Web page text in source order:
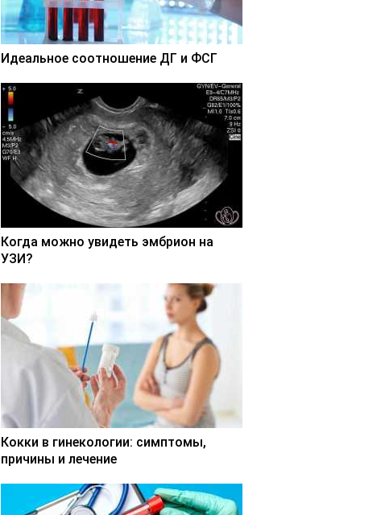
Идеальное соотношение ДГ и ФСГ
Когда можно увидеть эмбрион на
УЗИ?
Кокки в гинекологии: симптомы,
причины и лечение